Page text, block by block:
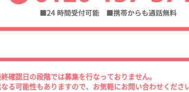
確認日の段階では募集を行なっておりません。
る可能性もありますので、お気軽にお問い合わせくださ